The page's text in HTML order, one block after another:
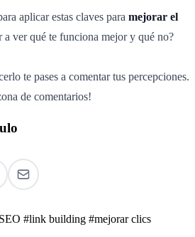
aplicar estas claves para mejorar el
a ver qué te funciona mejor y qué no?
te pases a comentar tus percepciones.
de comentarios!
#link building #mejorar clics